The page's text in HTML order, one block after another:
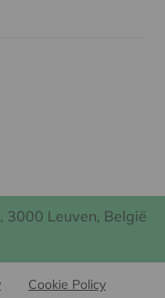
3000 Leuven, België
Cookie Policy